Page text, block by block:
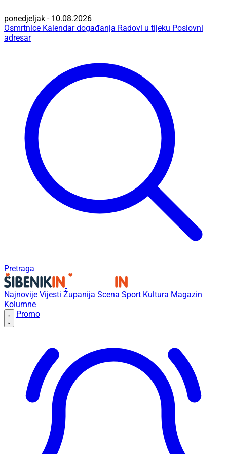
ponedjeljak - 10.08.2026
Osmrtnice Kalendar događanja Radovi u tijeku Poslovni
adresar
Pretraga
Najnovije Vijesti Županija Scena Sport Kultura Magazin
Kolumne
Promo